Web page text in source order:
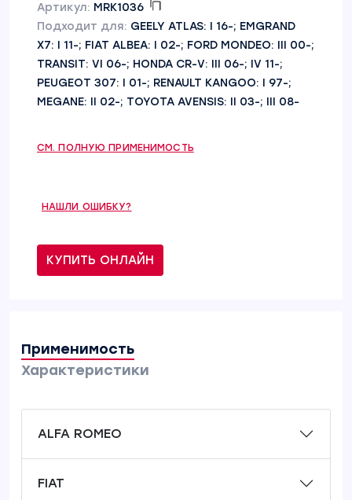
Артикул: MRK1036
Подходит для: GEELY ATLAS: I 16-; EMGRAND
X7: I 11-; FIAT ALBEA: I 02-; FORD MONDEO: III 00-;
TRANSIT: VI 06-; HONDA CR-V: III 06-; IV 11-;
PEUGEOT 307: I 01-; RENAULT KANGOO: I 97-;
MEGANE: II 02-; TOYOTA AVENSIS: II 03-; III 08-
СМ. ПОЛНУЮ ПРИМЕНИМОСТЬ
НАШЛИ ОШИБКУ?
КУПИТЬ ОНЛАЙН
Применимость
Характеристики
ALFA ROMEO
FIAT